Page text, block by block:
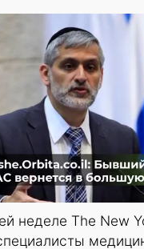
неделе The New